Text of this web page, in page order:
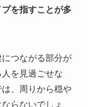
を指すことが多
つながる部分が
を見過ごせな
、周りから穏や
らないでしょ